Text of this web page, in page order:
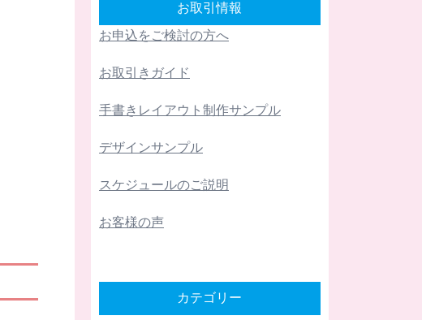
お取引情報
お申込をご検討の方へ
お取引きガイド
手書きレイアウト制作サンプル
デザインサンプル
スケジュールのご説明
お客様の声
カテゴリー